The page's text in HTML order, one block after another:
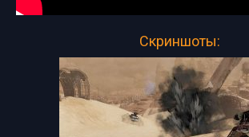
Скриншоты: